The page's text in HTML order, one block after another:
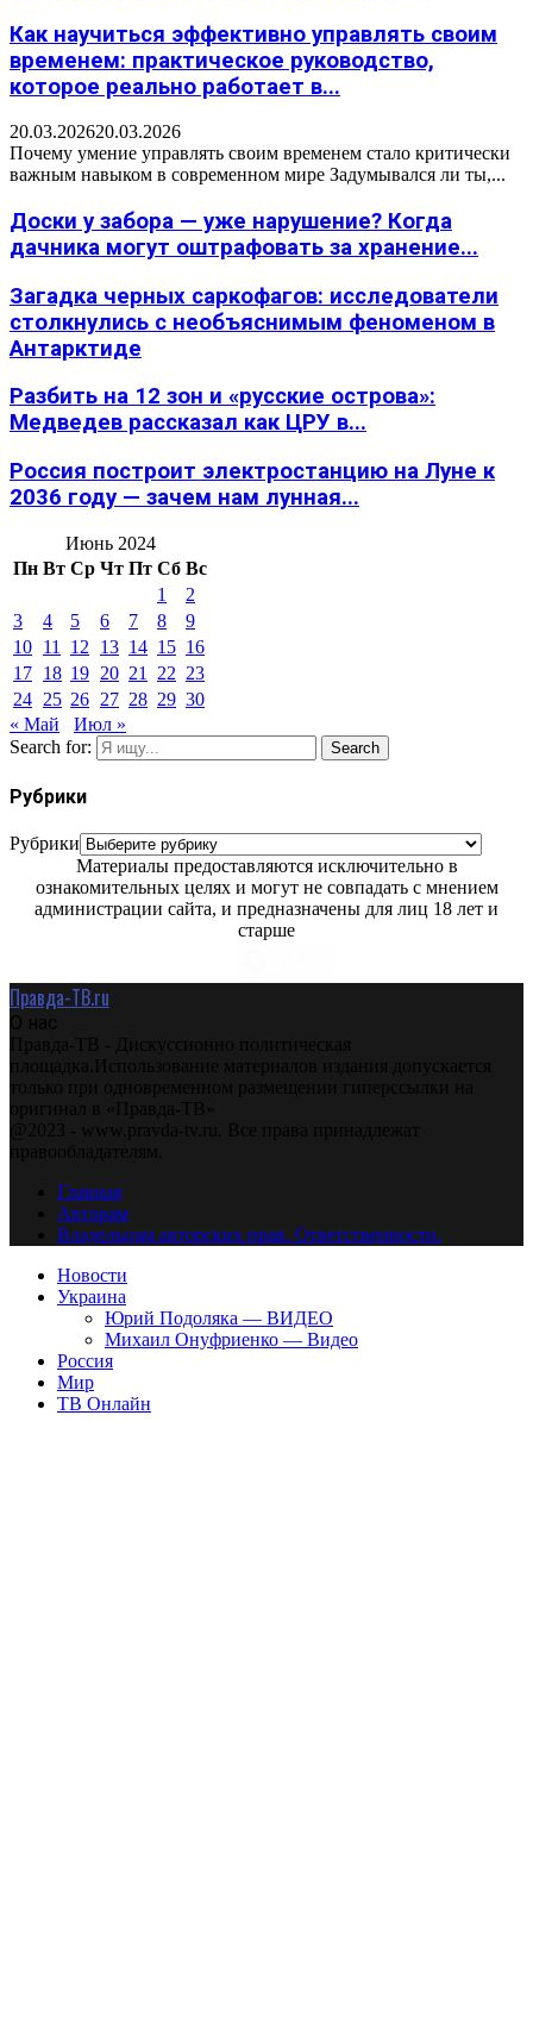
Как научиться эффективно управлять своим
временем: практическое руководство,
которое реально работает в...
20.03.202620.03.2026
Почему умение управлять своим временем стало критически
важным навыком в современном мире Задумывался ли ты,...
Доски у забора — уже нарушение? Когда
дачника могут оштрафовать за хранение...
Загадка черных саркофагов: исследователи
столкнулись с необъяснимым феноменом в
Антарктиде
Разбить на 12 зон и «русские острова»:
Медведев рассказал как ЦРУ в...
Россия построит электростанцию на Луне к
2036 году — зачем нам лунная...
Июнь 2024
Пн Вт Ср Чт Пт Сб Вс
1
2
3
4 5 6 7 8
9
10 11 12 13 14 15 16
17 18 19 20 21 22 23
24 25 26 27 28 29 30
« Май
Июл »
Search for:
Search
Рубрики
Рубрики
Материалы предоставляются исключительно в
ознакомительных целях и могут не совпадать с мнением
администрации сайта, и предназначены для лиц 18 лет и
старше
Правда-ТВ.ru
О нас
Правда-ТВ - Дискуссионно политическая
площадка.Использование материалов издания допускается
только при одновременном размещении гиперссылки на
оригинал в «Правда-ТВ»
@2023 - www.pravda-tv.ru. Все права принадлежат
правообладателям.
Главная
Авторам
Владельцам авторских прав. Ответственности.
Новости
Украина
Юрий Подоляка — ВИДЕО
Михаил Онуфриенко — Видео
Россия
Мир
ТВ Онлайн